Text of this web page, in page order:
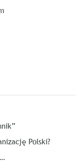
Polski?